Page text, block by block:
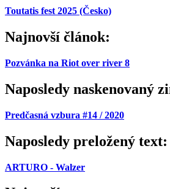
Toutatis fest 2025 (Česko)
Najnovší článok:
Pozvánka na Riot over river 8
Naposledy naskenovaný
Predčasná vzbura #14 / 2020
Naposledy preložený text:
ARTURO - Walzer